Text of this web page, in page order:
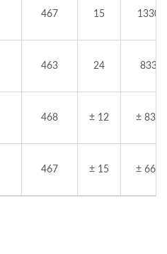
467 15 1330
463 24 833
468 ± 12 ± 833
467 ± 15 ± 665